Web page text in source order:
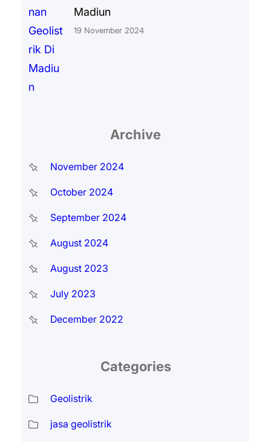
Madiun
19 November 2024
Archive
November 2024
October 2024
September 2024
August 2024
August 2023
July 2023
December 2022
Categories
Geolistrik
jasa geolistrik